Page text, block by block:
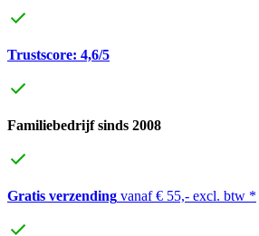
Trustscore: 4,6/5
Familiebedrijf sinds 2008
Gratis verzending vanaf € 55,- excl. btw *